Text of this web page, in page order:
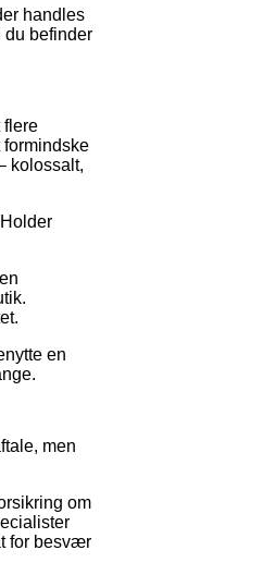
handles
du befinder
flere
kolossalt,
en
men
om
for besvær